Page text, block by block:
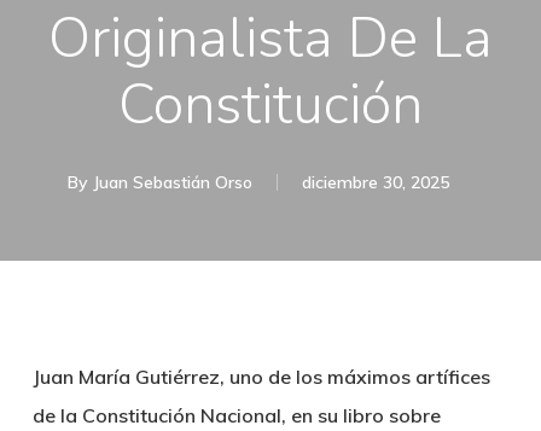
Originalista De La
Constitución
By Juan Sebastián Orso diciembre 30, 2025
Juan María Gutiérrez, uno de los máximos artífices
de la Constitución Nacional, en su libro sobre